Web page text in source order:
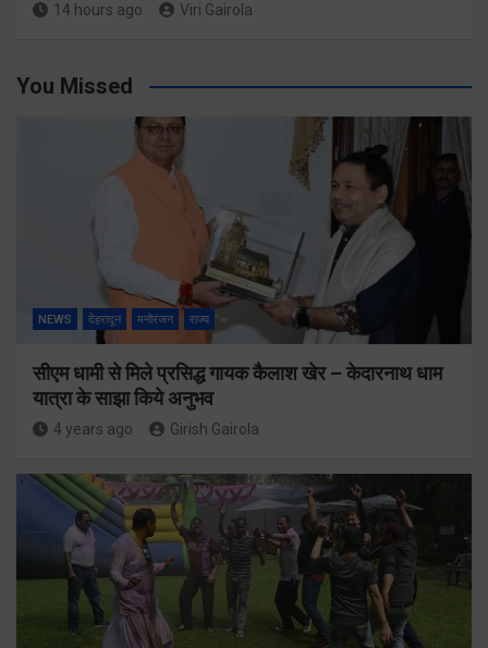
14 hours ago Viri Gairola
You Missed
NEWS देहरादून मनोरंजन राज्य
सीएम धामी से मिले प्रसिद्ध गायक कैलाश खेर – केदारनाथ धाम
यात्रा के साझा किये अनुभव
4 years ago Girish Gairola